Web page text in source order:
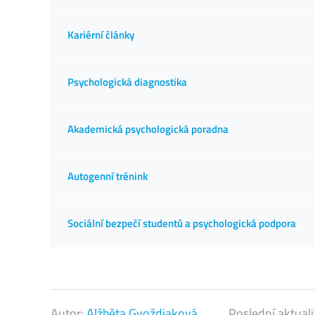
Kariérní články
Psychologická diagnostika
Akademická psychologická poradna
Autogenní trénink
Sociální bezpečí studentů a psychologická podpora